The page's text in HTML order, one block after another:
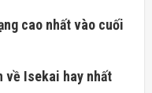
cao nhất vào cuối
về Isekai hay nhất